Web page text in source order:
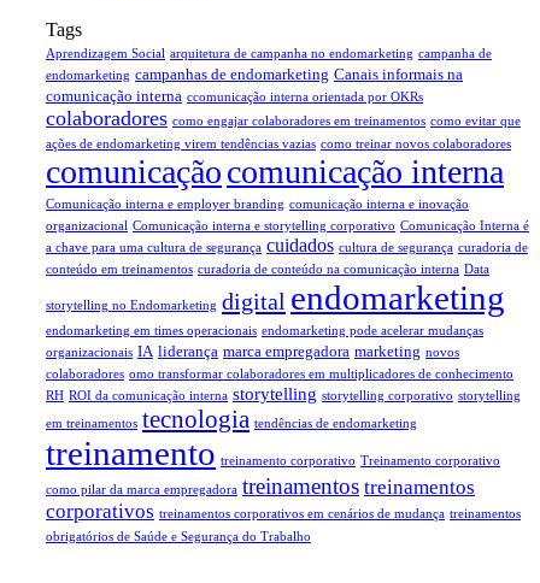
Tags
Aprendizagem Social arquitetura de campanha no endomarketing campanha de
endomarketing campanhas de endomarketing Canais informais na
comunicação interna ccomunicação interna orientada por OKRs
colaboradores como engajar colaboradores em treinamentos como evitar que
ações de endomarketing virem tendências vazias como treinar novos colaboradores
comunicaçãocomunicação interna
Comunicação interna e employer branding comunicação interna e inovação
organizacional Comunicação interna e storytelling corporativo Comunicação Interna é
a chave para uma cultura de segurança cuidados cultura de segurança curadoria de
conteúdo em treinamentos curadoria de conteúdo na comunicação interna Data
storytelling no Endomarketing digital endomarketing
endomarketing em times operacionais endomarketing pode acelerar mudanças
organizacionais IA liderança marca empregadora marketing novos
colaboradores omo transformar colaboradores em multiplicadores de conhecimento
RH ROI da comunicação interna storytelling storytelling corporativo storytelling
em treinamentos tecnologia tendências de endomarketing
treinamento treinamento corporativo Treinamento corporativo
como pilar da marca empregadora treinamentos treinamentos
corporativos treinamentos corporativos em cenários de mudança treinamentos
obrigatórios de Saúde e Segurança do Trabalho